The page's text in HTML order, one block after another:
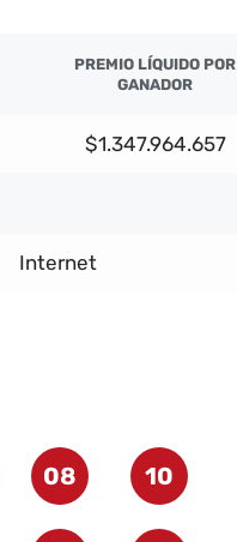
PREMIO LÍQUIDO POR
GANADOR
$1.347.964.657
Internet
08 10